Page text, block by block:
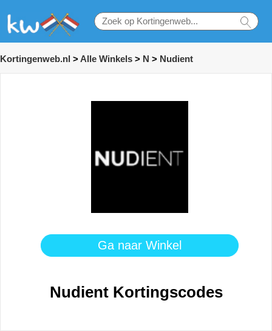
Kortingenweb.nl > Alle Winkels > N > Nudient
Ga naar Winkel
Nudient Kortingscodes